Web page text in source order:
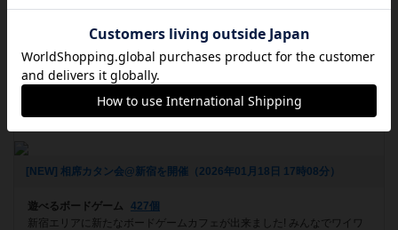
フォローする
ボードゲームカフェ
サイコロブクロ新宿店
[NEW] 相席カタン会@新宿を開催（2026年01月18日 17時08分）
遊べるボードゲーム
427個
新宿エリアに新たなボードゲームカフェが出来ました! みんなでワイワ